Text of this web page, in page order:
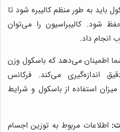
باید به طور منظم کالیبره شود تا
شود. کالیبراسیون را می‌توان
داد.
اطمینان می‌دهد که باسکول وزن
اندازه‌گیری می‌کند. فرکانس
استفاده از باسکول و شرایط
اطلاعات مربوط به توزین اجسام